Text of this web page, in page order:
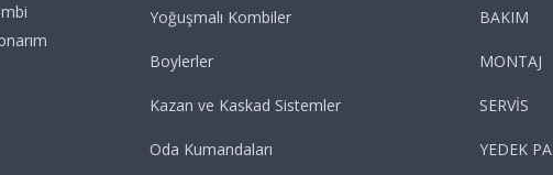
Yoğuşmalı Kombiler
Boylerler
Kazan ve Kaskad Sistemler
Oda Kumandaları
BAKIM
MONTAJ
SERVİS
YEDEK